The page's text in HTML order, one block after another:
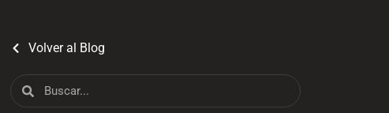
Volver al Blog